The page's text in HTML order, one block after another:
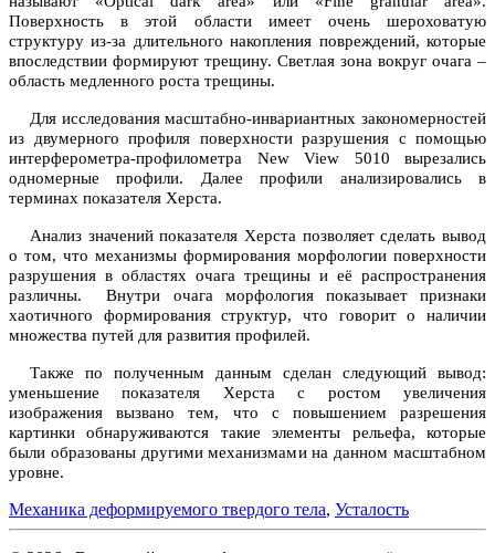
Поверхность в этой области имеет очень шероховатую
структуру из-за длительного накопления повреждений, которые
впоследствии формируют трещину. Светлая зона вокруг очага –
область медленного роста трещины.
Для исследования масштабно-инвариантных закономерностей
из двумерного профиля поверхности разрушения с помощью
интерферометра-профилометра New View 5010 вырезались
одномерные профили. Далее профили анализировались в
терминах показателя Херста.
Анализ значений показателя Херста позволяет сделать вывод
о том, что механизмы формирования морфологии поверхности
разрушения в областях очага трещины и её распространения
различны.
Внутри очага морфология показывает признаки
хаотичного формирования структур, что говорит о наличии
множества путей для развития профилей.
Также по полученным данным сделан следующий вывод:
уменьшение показателя Херста с ростом увеличения
изображения вызвано тем, что с повышением разрешения
картинки обнаруживаются такие элементы рельефа, которые
были образованы другими механизмами на данном масштабном
уровне.
Механика деформируемого твердого тела, Усталость